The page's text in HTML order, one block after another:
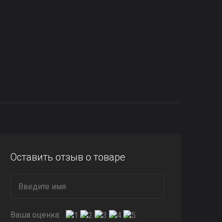
Оставить отзыв о товаре
Ваша оценка: